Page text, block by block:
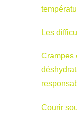
Les
Crampes
Courir